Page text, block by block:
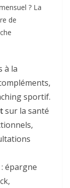
? La
de
à la
sportif.
sur la santé
: épargne